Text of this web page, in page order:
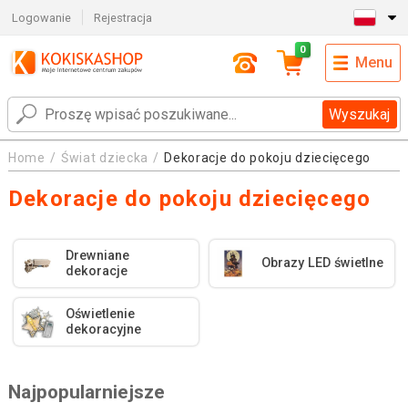
Logowanie Rejestracja
Wyszukaj
0
Menu
Home Świat dziecka Dekoracje do pokoju dziecięcego
Dekoracje do pokoju dziecięcego
Drewniane
dekoracje
Obrazy LED świetlne
Oświetlenie
dekoracyjne
Najpopularniejsze